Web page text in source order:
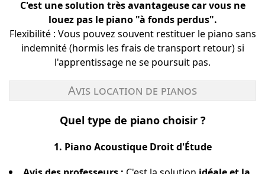
C'est une solution très avantageuse car vous ne
louez pas le piano "à fonds perdus".
Flexibilité : Vous pouvez souvent restituer le piano sans
indemnité (hormis les frais de transport retour) si
l'apprentissage ne se poursuit pas.
Avis location de pianos
Quel type de piano choisir ?
1. Piano Acoustique Droit d'Étude